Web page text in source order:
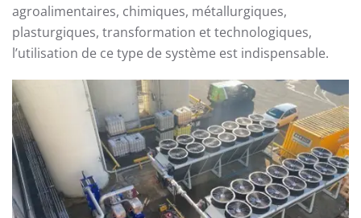
agroalimentaires, chimiques, métallurgiques,
plasturgiques, transformation et technologiques,
l’utilisation de ce type de système est indispensable.